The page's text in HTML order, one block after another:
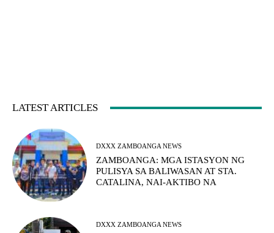
LATEST ARTICLES
DXXX ZAMBOANGA NEWS
ZAMBOANGA: MGA ISTASYON NG
PULISYA SA BALIWASAN AT STA.
CATALINA, NAI-AKTIBO NA
DXXX ZAMBOANGA NEWS